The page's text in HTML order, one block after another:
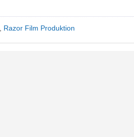
Razor Film Produktion